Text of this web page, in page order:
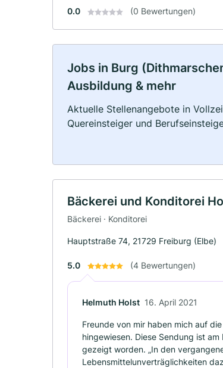
0.0 (0 Bewertungen)
Jobs in Burg
Ausbildung & mehr
Aktuelle Stellenangebote in
Quereinsteiger und
Bäckerei und Konditorei
Bäckerei · Konditorei
Hauptstraße 74, 21729 Freiburg (Elbe)
5.0 (4 Bewertungen)
Helmuth Holst 16. April 2021
Freunde von mir haben mich auf
hingewiesen. Diese Sendung ist
gezeigt worden. „In den
Lebensmittelunverträglichkeiten